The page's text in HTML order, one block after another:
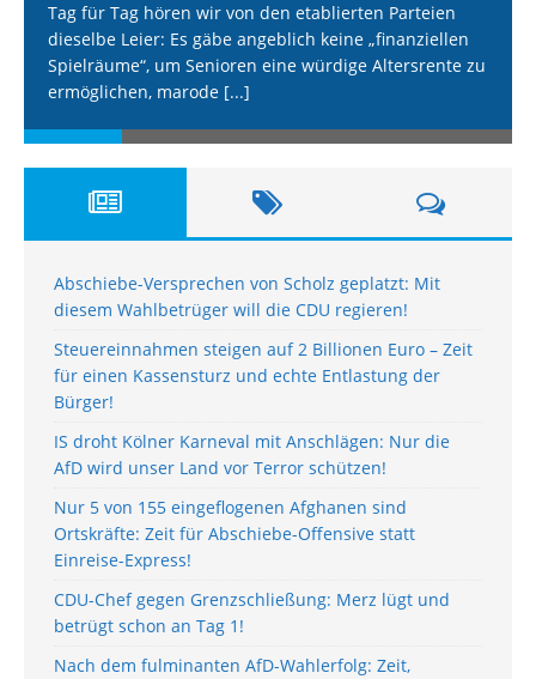
Tag für Tag hören wir von den etablierten Parteien
dieselbe Leier: Es gäbe angeblich keine „finanziellen
Spielräume“, um Senioren eine würdige Altersrente zu
ermöglichen, marode [...]
Abschiebe-Versprechen von Scholz geplatzt: Mit
diesem Wahlbetrüger will die CDU regieren!
Steuereinnahmen steigen auf 2 Billionen Euro – Zeit
für einen Kassensturz und echte Entlastung der
Bürger!
IS droht Kölner Karneval mit Anschlägen: Nur die
AfD wird unser Land vor Terror schützen!
Nur 5 von 155 eingeflogenen Afghanen sind
Ortskräfte: Zeit für Abschiebe-Offensive statt
Einreise-Express!
CDU-Chef gegen Grenzschließung: Merz lügt und
betrügt schon an Tag 1!
Nach dem fulminanten AfD-Wahlerfolg: Zeit,